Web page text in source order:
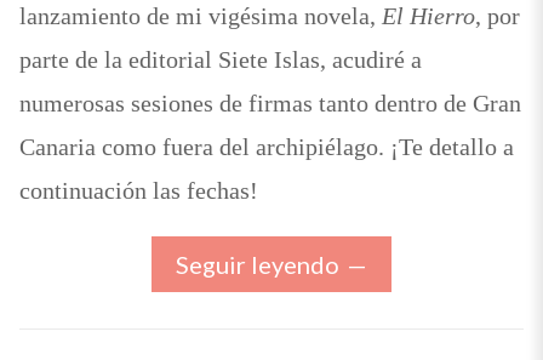
lanzamiento de mi vigésima novela, El Hierro, por
parte de la editorial Siete Islas, acudiré a
numerosas sesiones de firmas tanto dentro de Gran
Canaria como fuera del archipiélago. ¡Te detallo a
continuación las fechas!
Seguir leyendo